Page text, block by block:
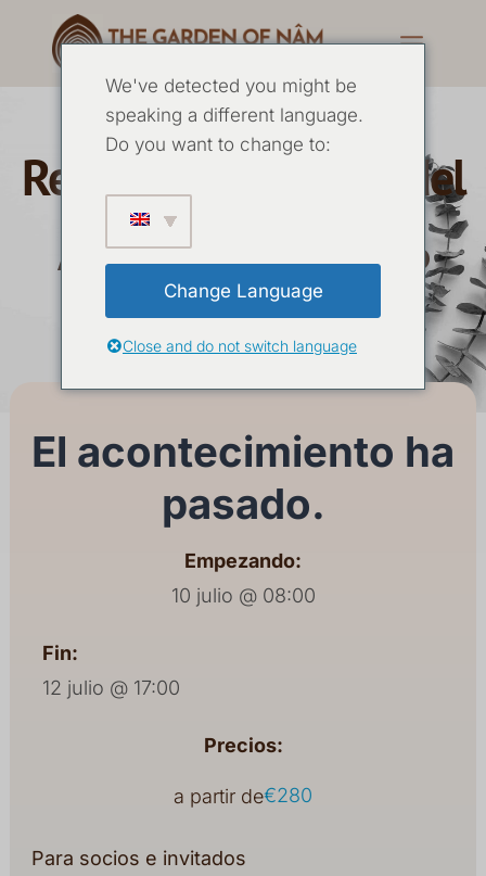
Retiro en el Templo del
Agua Julio de 2026
10 JULIO-12 JULIO 2026
El acontecimiento ha
pasado.
Empezando:
10 julio @ 08:00
Fin:
12 julio @ 17:00
Precios:
a partir de€280
Para socios e invitados
We've detected you might be
speaking a different language.
Do you want to change to:
Change Language
Close and do not switch language